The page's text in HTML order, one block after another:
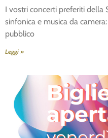
I vostri concerti preferiti della
sinfonica e musica da
pubblico
Leggi »